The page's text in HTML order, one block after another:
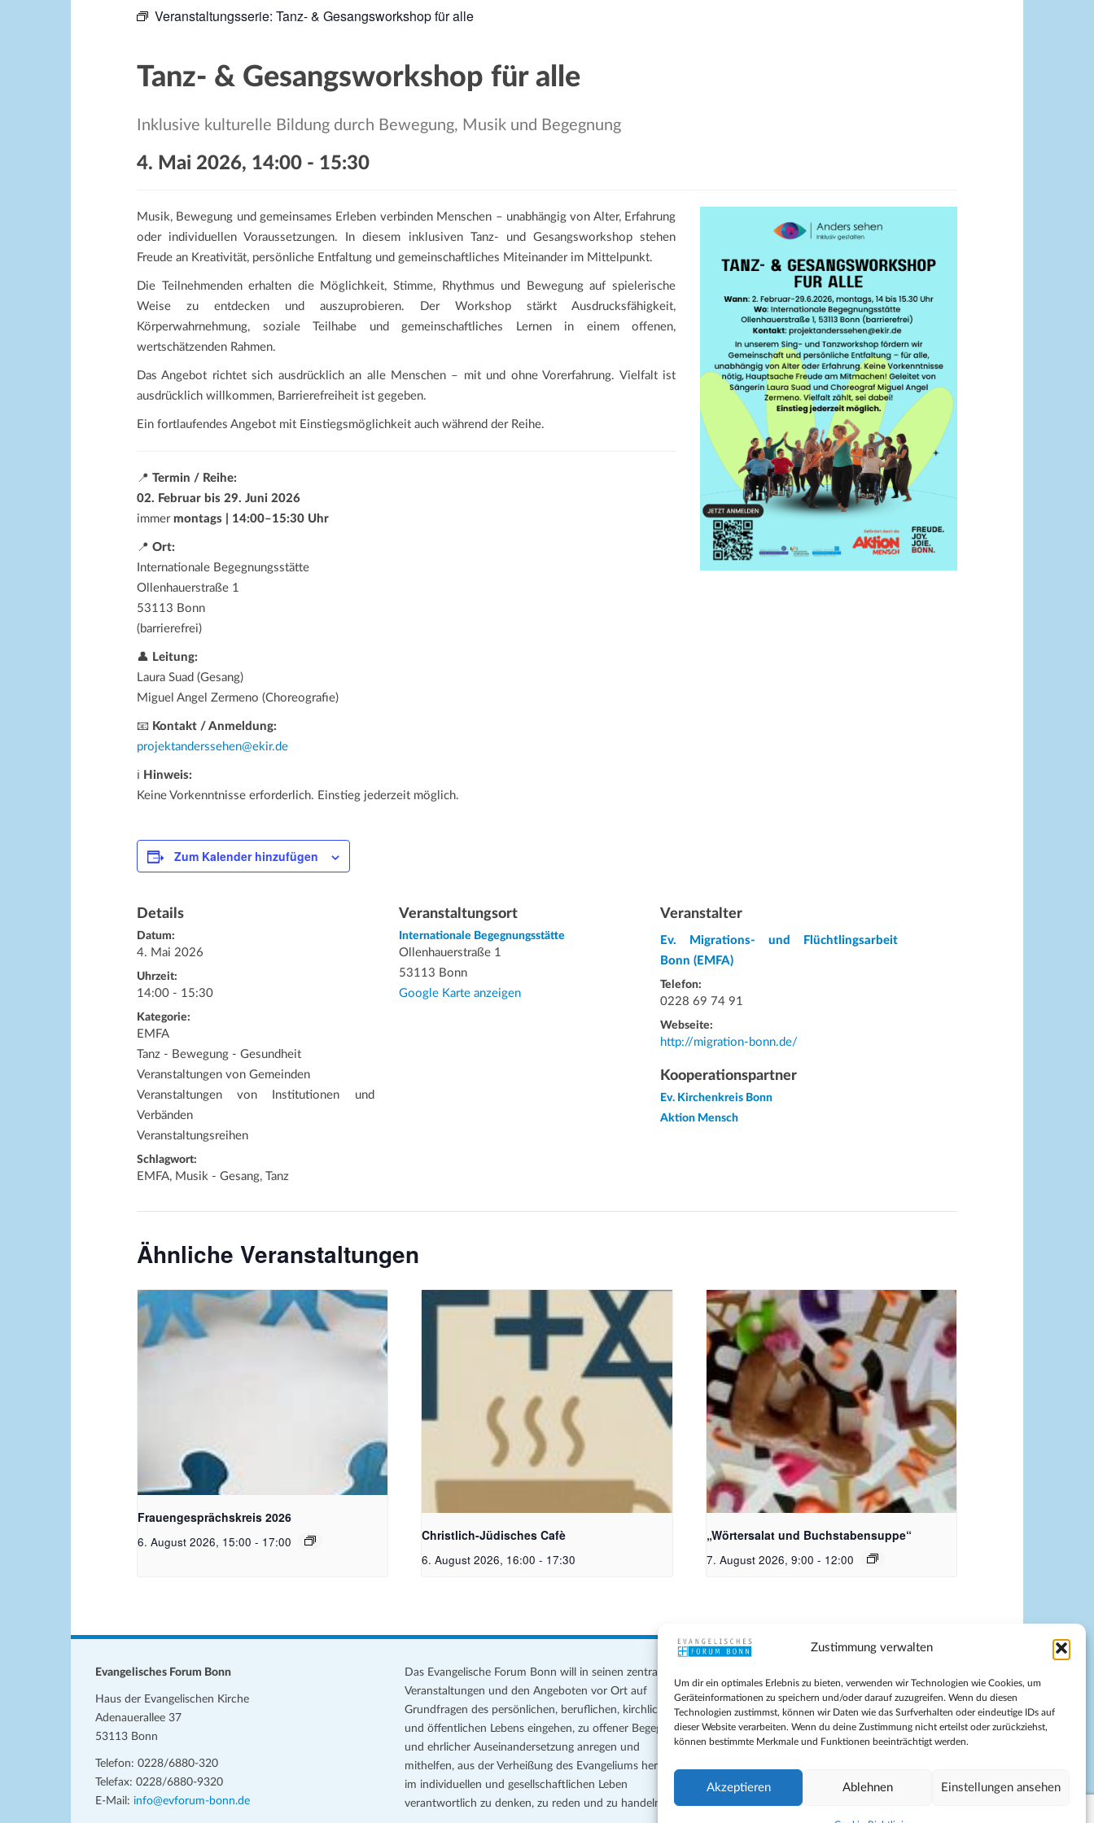
Zustimmung verwalten
Um dir ein optimales Erlebnis zu bieten, verwenden wir Technologien wie Cookies, um
Geräteinformationen zu speichern und/oder darauf zuzugreifen. Wenn du diesen
Technologien zustimmst, können wir Daten wie das Surfverhalten oder eindeutige IDs auf
dieser Website verarbeiten. Wenn du deine Zustimmung nicht erteilst oder zurückziehst,
können bestimmte Merkmale und Funktionen beeinträchtigt werden.
Akzeptieren Ablehnen Einstellungen ansehen
Veranstaltungsserie: Tanz- & Gesangsworkshop für alle
Tanz- & Gesangsworkshop für alle
Inklusive kulturelle Bildung durch Bewegung, Musik und Begegnung
4. Mai 2026, 14:00 - 15:30
Musik, Bewegung und gemeinsames Erleben verbinden Menschen – unabhängig von Alter, Erfahrung
oder individuellen Voraussetzungen. In diesem inklusiven Tanz- und Gesangsworkshop stehen
Freude an Kreativität, persönliche Entfaltung und gemeinschaftliches Miteinander im Mittelpunkt.
Die Teilnehmenden erhalten die Möglichkeit, Stimme, Rhythmus und Bewegung auf spielerische
Weise zu entdecken und auszuprobieren. Der Workshop stärkt Ausdrucksfähigkeit,
Körperwahrnehmung, soziale Teilhabe und gemeinschaftliches Lernen in einem offenen,
wertschätzenden Rahmen.
Das Angebot richtet sich ausdrücklich an alle Menschen – mit und ohne Vorerfahrung. Vielfalt ist
ausdrücklich willkommen, Barrierefreiheit ist gegeben.
Ein fortlaufendes Angebot mit Einstiegsmöglichkeit auch während der Reihe.
📍 Termin / Reihe:
02. Februar bis 29. Juni 2026
immer montags | 14:00–15:30 Uhr
📍 Ort:
Internationale Begegnungsstätte
Ollenhauerstraße 1
53113 Bonn
(barrierefrei)
👤 Leitung:
Laura Suad (Gesang)
Miguel Angel Zermeno (Choreografie)
📧 Kontakt / Anmeldung:
projektanderssehen@ekir.de
ℹ Hinweis:
Keine Vorkenntnisse erforderlich. Einstieg jederzeit möglich.
Zum Kalender hinzufügen
Details
Datum:
4. Mai 2026
Uhrzeit:
14:00 - 15:30
Kategorie:
EMFA
Tanz - Bewegung - Gesundheit
Veranstaltungen von Gemeinden
Veranstaltungen von Institutionen und
Verbänden
Veranstaltungsreihen
Schlagwort:
EMFA, Musik - Gesang, Tanz
Veranstaltungsort
Internationale Begegnungsstätte
Ollenhauerstraße 1
53113 Bonn
Google Karte anzeigen
Veranstalter
Ev. Migrations- und Flüchtlingsarbeit
Bonn (EMFA)
Telefon:
0228 69 74 91
Webseite:
http://migration-bonn.de/
Kooperationspartner
Ev. Kirchenkreis Bonn
Aktion Mensch
Ähnliche Veranstaltungen
Bildquelle Pixabay
Frauengesprächskreis 2026
6. August 2026, 15:00 - 17:00
Christlich-Jüdisches Cafe | Bildquelle: KI
Christlich-Jüdisches Cafè
6. August 2026, 16:00 - 17:30
Bildquelle_ Pixabay Free_Christoph
Meinersmann
„Wörtersalat und Buchstabensuppe“
7. August 2026, 9:00 - 12:00
Evangelisches Forum Bonn
Haus der Evangelischen Kirche
Adenauerallee 37
53113 Bonn
Telefon: 0228/6880-320
Telefax: 0228/6880-9320
E-Mail: info@evforum-bonn.de
Das Evangelische Forum Bonn will in seinen zentralen
Veranstaltungen und den Angeboten vor Ort auf
Grundfragen des persönlichen, beruflichen, kirchlichen
und öffentlichen Lebens eingehen, zu offener Begegnung
und ehrlicher Auseinandersetzung anregen und
mithelfen, aus der Verheißung des Evangeliums heraus
im individuellen und gesellschaftlichen Leben
verantwortlich zu denken, zu reden und zu handeln.
Datenschutz
Teilnahmebedingungen
Evangelische Kirche in Bonn
Cookie-Richtlinie (EU)